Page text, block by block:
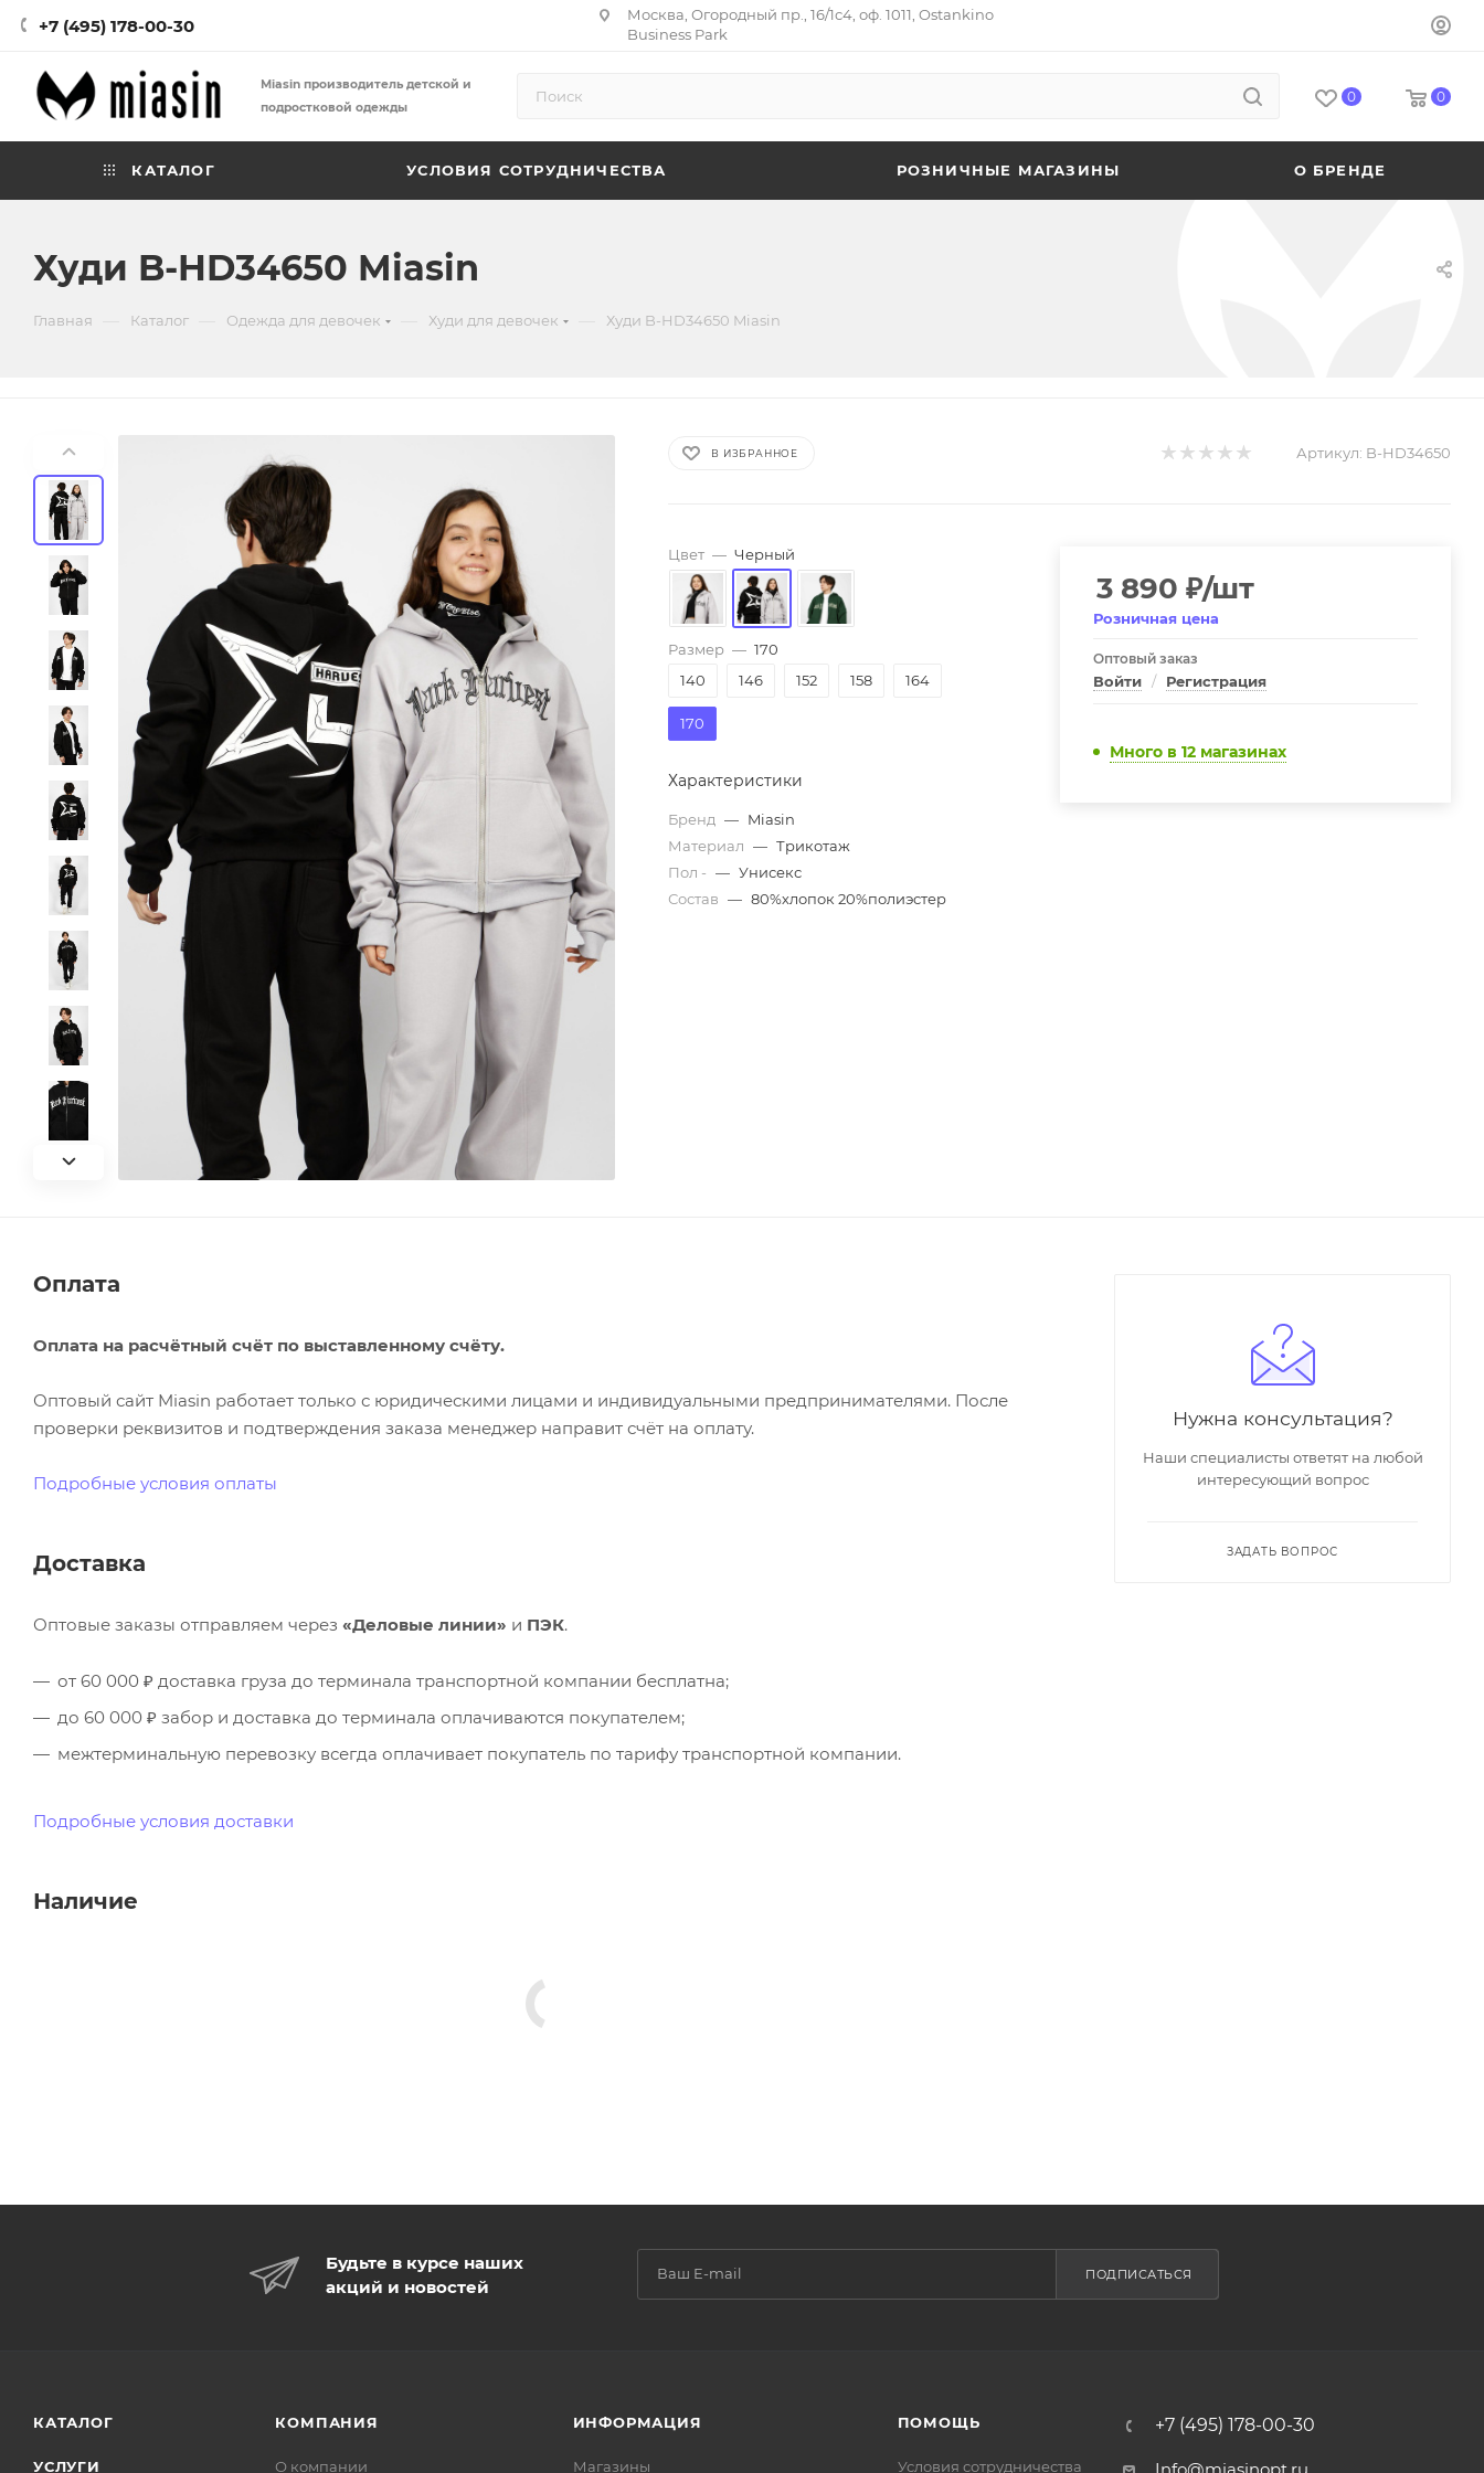
+7 (495) 178-00-30
Москва, Огородный пр., 16/1с4, оф. 1011, Ostankino
Business Park
Miasin производитель детской и
подростковой одежды
0 0
КАТАЛОГ УСЛОВИЯ СОТРУДНИЧЕСТВА РОЗНИЧНЫЕ МАГАЗИНЫ О БРЕНДЕ
Худи B-HD34650 Miasin
Главная Каталог Одежда для девочек Худи для девочек Худи B-HD34650 Miasin
В ИЗБРАННОЕ Артикул: B-HD34650
Цвет — Черный
Размер — 170
140
146 152 158 164
170
Характеристики
Бренд — Miasin
Материал — Трикотаж
Пол - — Унисекс
Состав — 80%хлопок 20%полиэстер
3 890 ₽/шт
Розничная цена
Оптовый заказ
Войти / Регистрация
Много в 12 магазинах
Оплата
Оплата на расчётный счёт по выставленному счёту.
Оптовый сайт Miasin работает только с юридическими лицами и индивидуальными предпринимателями. После
проверки реквизитов и подтверждения заказа менеджер направит счёт на оплату.
Подробные условия оплаты
Доставка
Оптовые заказы отправляем через «Деловые линии» и ПЭК.
от 60 000 ₽ доставка груза до терминала транспортной компании бесплатна;
до 60 000 ₽ забор и доставка до терминала оплачиваются покупателем;
межтерминальную перевозку всегда оплачивает покупатель по тарифу транспортной компании.
Подробные условия доставки
Наличие
Нужна консультация?
Наши специалисты ответят на любой
интересующий вопрос
ЗАДАТЬ ВОПРОС
Будьте в курсе наших
акций и новостей
ПОДПИСАТЬСЯ
КАТАЛОГ
УСЛУГИ
КОМПАНИЯ
О компании
ИНФОРМАЦИЯ
Магазины
ПОМОЩЬ
Условия сотрудничества
+7 (495) 178-00-30